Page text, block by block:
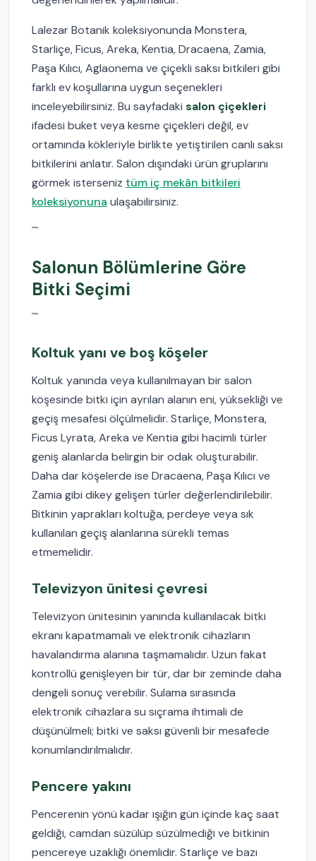
Lalezar Botanik koleksiyonunda Monstera,
Starliçe, Ficus, Areka, Kentia, Dracaena, Zamia,
Paşa Kılıcı, Aglaonema ve çiçekli saksı bitkileri gibi
farklı ev koşullarına uygun seçenekleri
inceleyebilirsiniz. Bu sayfadaki salon çiçekleri
ifadesi buket veya kesme çiçekleri değil, ev
ortamında kökleriyle birlikte yetiştirilen canlı saksı
bitkilerini anlatır. Salon dışındaki ürün gruplarını
görmek isterseniz tüm iç mekân bitkileri
koleksiyonuna ulaşabilirsiniz.
```
Salonun Bölümlerine Göre
Bitki Seçimi
```
Koltuk yanı ve boş köşeler
Koltuk yanında veya kullanılmayan bir salon
köşesinde bitki için ayrılan alanın eni, yüksekliği ve
geçiş mesafesi ölçülmelidir. Starliçe, Monstera,
Ficus Lyrata, Areka ve Kentia gibi hacimli türler
geniş alanlarda belirgin bir odak oluşturabilir.
Daha dar köşelerde ise Dracaena, Paşa Kılıcı ve
Zamia gibi dikey gelişen türler değerlendirilebilir.
Bitkinin yaprakları koltuğa, perdeye veya sık
kullanılan geçiş alanlarına sürekli temas
etmemelidir.
Televizyon ünitesi çevresi
Televizyon ünitesinin yanında kullanılacak bitki
ekranı kapatmamalı ve elektronik cihazların
havalandırma alanına taşmamalıdır. Uzun fakat
kontrollü genişleyen bir tür, dar bir zeminde daha
dengeli sonuç verebilir. Sulama sırasında
elektronik cihazlara su sıçrama ihtimali de
düşünülmeli; bitki ve saksı güvenli bir mesafede
konumlandırılmalıdır.
Pencere yakını
Pencerenin yönü kadar ışığın gün içinde kaç saat
geldiği, camdan süzülüp süzülmediği ve bitkinin
pencereye uzaklığı önemlidir. Starliçe ve bazı